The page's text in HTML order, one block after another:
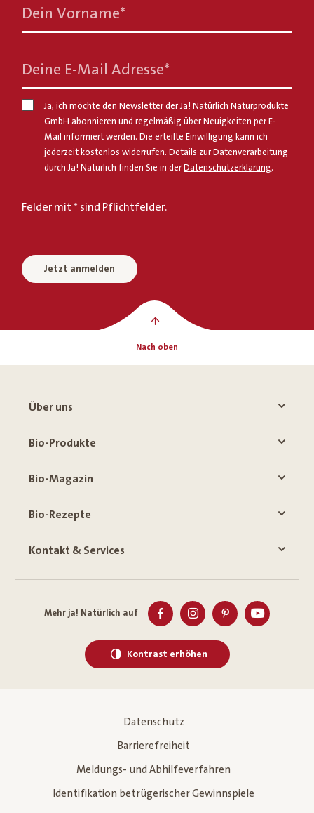
Dein Vorname*
Deine E-Mail Adresse*
Ja, ich möchte den Newsletter der Ja! Natürlich Naturprodukte
GmbH abonnieren und regelmäßig über Neuigkeiten per E-
Mail informiert werden. Die erteilte Einwilligung kann ich
jederzeit kostenlos widerrufen. Details zur Datenverarbeitung
durch Ja! Natürlich finden Sie in derDatenschutzerklärung.
Felder mit * sind Pflichtfelder.
Jetzt anmelden
Nach oben
Über uns
Bio-Produkte
Bio-Magazin
Bio-Rezepte
Kontakt & Services
Mehr ja! Natürlich auf
Kontrast erhöhen
Datenschutz
Barrierefreiheit
Meldungs- und Abhilfeverfahren
Identifikation betrügerischer Gewinnspiele